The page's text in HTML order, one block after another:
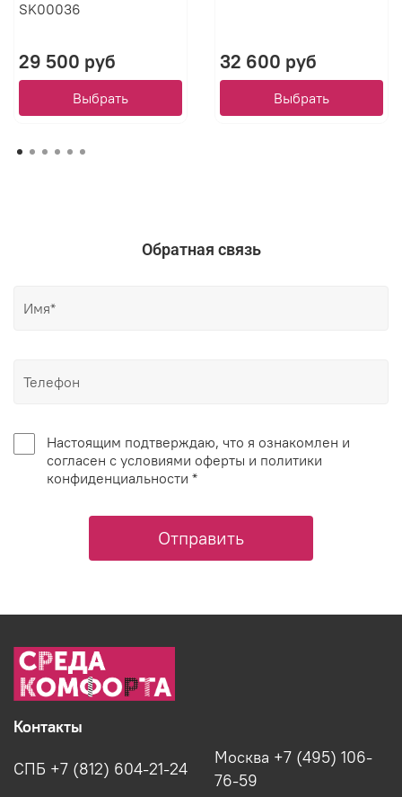
SK00036
29 500 руб
Выбрать
32 600 руб
Выбрать
Обратная связь
Настоящим подтверждаю, что я ознакомлен и
согласен с условиями оферты и политики
конфиденциальности *
Отправить
Контакты
СПБ +7 (812) 604-21-24
Москва +7 (495) 106-
76-59